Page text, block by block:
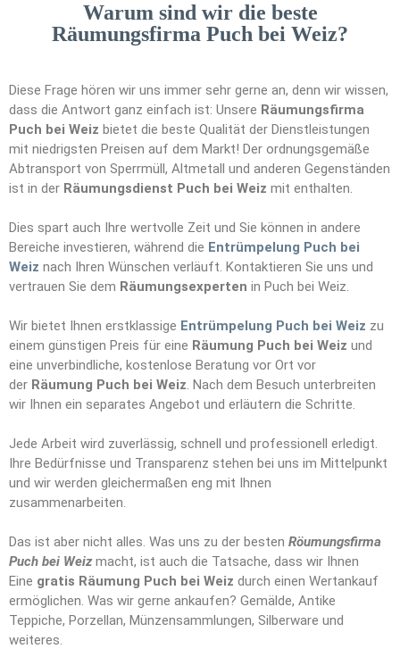
Warum sind wir die beste
Räumungsfirma Puch bei Weiz?
Diese Frage hören wir uns immer sehr gerne an, denn wir wissen,
dass die Antwort ganz einfach ist: Unsere Räumungsfirma
Puch bei Weiz bietet die beste Qualität der Dienstleistungen
mit niedrigsten Preisen auf dem Markt! Der ordnungsgemäße
Abtransport von Sperrmüll, Altmetall und anderen Gegenständen
ist in der Räumungsdienst Puch bei Weiz mit enthalten.
Dies spart auch Ihre wertvolle Zeit und Sie können in andere
Bereiche investieren, während die Entrümpelung Puch bei
Weiz nach Ihren Wünschen verläuft. Kontaktieren Sie uns und
vertrauen Sie dem Räumungsexperten in Puch bei Weiz.
Wir bietet Ihnen erstklassige Entrümpelung Puch bei Weiz zu
einem günstigen Preis für eine Räumung Puch bei Weiz und
eine unverbindliche, kostenlose Beratung vor Ort vor
der Räumung Puch bei Weiz. Nach dem Besuch unterbreiten
wir Ihnen ein separates Angebot und erläutern die Schritte.
Jede Arbeit wird zuverlässig, schnell und professionell erledigt.
Ihre Bedürfnisse und Transparenz stehen bei uns im Mittelpunkt
und wir werden gleichermaßen eng mit Ihnen
zusammenarbeiten.
Das ist aber nicht alles. Was uns zu der besten Röumungsfirma
Puch bei Weiz macht, ist auch die Tatsache, dass wir Ihnen
Eine gratis Räumung Puch bei Weiz durch einen Wertankauf
ermöglichen. Was wir gerne ankaufen? Gemälde, Antike
Teppiche, Porzellan, Münzensammlungen, Silberware und
weiteres.